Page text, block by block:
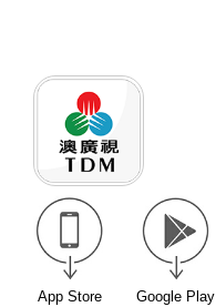
App Store Google Play